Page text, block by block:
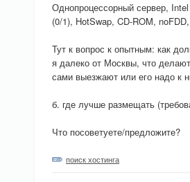
Однопроцессорный сервер,
(0/1), HotSwap, CD-ROM,
Тут к вопрос к опытным: как
я далеко от Москвы, что
сами выезжают или его надо к
б. где лучше размещать
Что посоветуете/предложите?
поиск хостинга